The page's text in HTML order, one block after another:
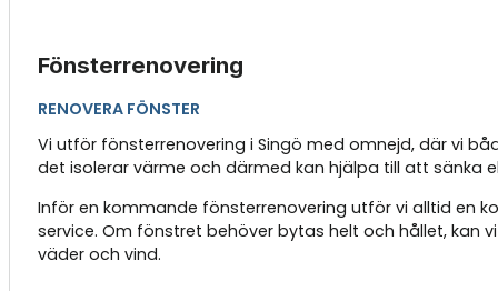
Fönsterrenovering
RENOVERA FÖNSTER
Vi utför fönsterrenovering i Singö med omnejd, där vi
det isolerar värme och därmed kan hjälpa till att sänka
Inför en kommande fönsterrenovering utför vi alltid en
service. Om fönstret behöver bytas helt och hållet,
väder och vind.